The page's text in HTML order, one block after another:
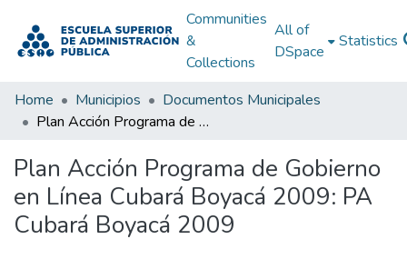
Communities
&
Collections
All of
DSpace
Statistics
Home Municipios
Documentos Municipales
Plan Acción Programa de Gobierno en Línea Cubará Boyacá 2009: PA Cubará Boyacá 2009
Plan Acción Programa de Gobierno
en Línea Cubará Boyacá 2009: PA
Cubará Boyacá 2009